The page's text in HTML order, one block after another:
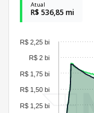
Atual
R$ 536,85 mi
R$ 1,25 bi
R$ 1,50 bi
R$ 1,75 bi
R$ 2 bi
R$ 2,25 bi